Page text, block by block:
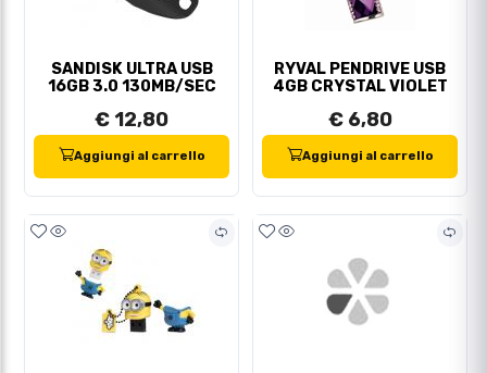
SANDISK ULTRA USB
16GB 3.0 130MB/SEC
€ 12,80
Aggiungi al carrello
RYVAL PENDRIVE USB
4GB CRYSTAL VIOLET
€ 6,80
Aggiungi al carrello